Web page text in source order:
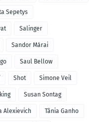
Sepetys
Salinger
Sandor Márai
Saul Bellow
Shot Simone Veil
Susan Sontag
Alexievich Tânia Ganho